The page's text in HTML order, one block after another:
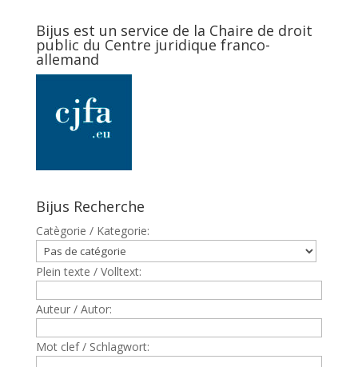
Bijus est un service de la Chaire de droit
public du Centre juridique franco-
allemand
Bijus Recherche
Catègorie / Kategorie:
Plein texte / Volltext:
Auteur / Autor:
Mot clef / Schlagwort: